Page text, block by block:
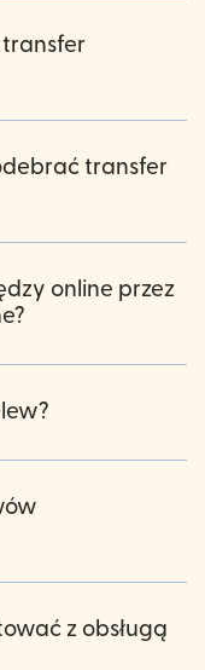
transfer
transfer
online przez
z obsługą